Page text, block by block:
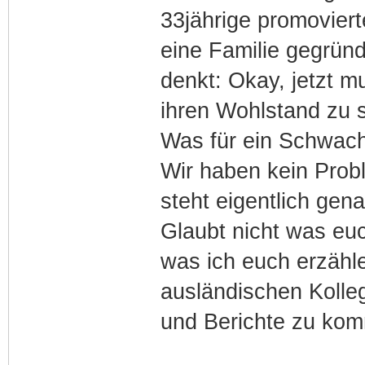
33jährige
eine Familie
denkt: Okay, jetzt
ihren Wohlstand zu
Was für ein
Wir haben kein
steht eigentlich
Glaubt nicht was
was ich euch
ausländischen
und Berichte zu